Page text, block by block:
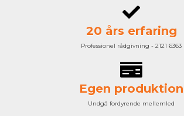
20 års erfaring
Professionel rådgivning - 2121 6363
Egen produktion
Undgå fordyrende mellemled